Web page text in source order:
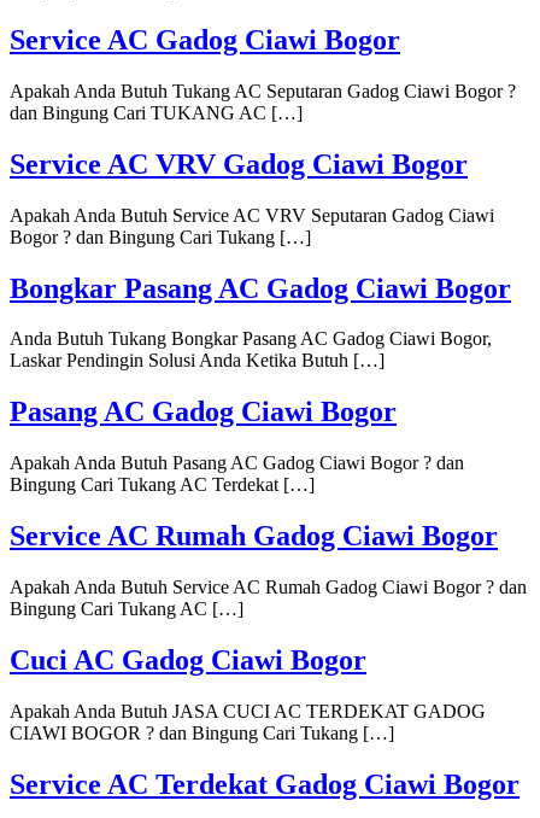
Service AC Gadog Ciawi Bogor
Apakah Anda Butuh Tukang AC Seputaran Gadog Ciawi Bogor ?
dan Bingung Cari TUKANG AC […]
Service AC VRV Gadog Ciawi Bogor
Apakah Anda Butuh Service AC VRV Seputaran Gadog Ciawi
Bogor ? dan Bingung Cari Tukang […]
Bongkar Pasang AC Gadog Ciawi Bogor
Anda Butuh Tukang Bongkar Pasang AC Gadog Ciawi Bogor,
Laskar Pendingin Solusi Anda Ketika Butuh […]
Pasang AC Gadog Ciawi Bogor
Apakah Anda Butuh Pasang AC Gadog Ciawi Bogor ? dan
Bingung Cari Tukang AC Terdekat […]
Service AC Rumah Gadog Ciawi Bogor
Apakah Anda Butuh Service AC Rumah Gadog Ciawi Bogor ? dan
Bingung Cari Tukang AC […]
Cuci AC Gadog Ciawi Bogor
Apakah Anda Butuh JASA CUCI AC TERDEKAT GADOG
CIAWI BOGOR ? dan Bingung Cari Tukang […]
Service AC Terdekat Gadog Ciawi Bogor